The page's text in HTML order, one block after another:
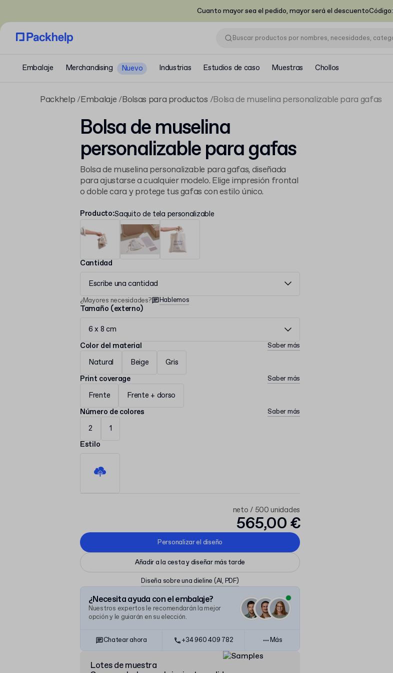
Cuanto mayor sea el pedido, mayor será el descuentoCódigo:
Embalaje Merchandising Nuevo Industrias Estudios de caso Muestras Chollos
Packhelp Embalaje Bolsas para productos Bolsa de muselina personalizable para gafas
Bolsa de muselina
personalizable para gafas
Bolsa de muselina personalizable para gafas, diseñada
para ajustarse a cualquier modelo. Elige impresión frontal
o doble cara y protege tus gafas con estilo único.
Producto:Saquito de tela personalizable
Cantidad
Escribe una cantidad
¿Mayores necesidades? Hablemos
Tamaño (externo)
6 x 8 cm
Color del material
Saber más
Natural Beige
Gris
Print coverage
Saber más
Frente
Frente + dorso
Número de colores
Saber más
2
1
Estilo
neto / 500 unidades
565,00 €
Personalizar el diseño
Diseña sobre una dieline (AI, PDF)
Añadir a la cesta y diseñar más tarde
¿Necesita ayuda con el embalaje?
Nuestros expertos le recomendarán la mejor
opción y le guiarán en su elección.
Chatear ahora +34 960 409 782 Más
Lotes de muestra